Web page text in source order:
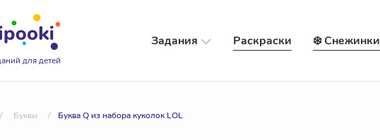
для детей
Задания Раскраски ❄️ Снежинки
/ Буквы / Буква Q из набора куколок LOL